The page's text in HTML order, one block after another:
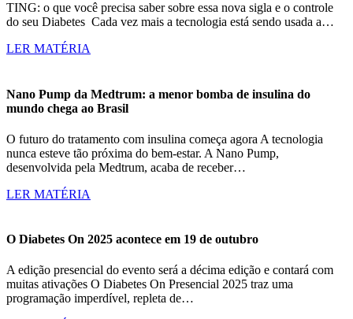
TING: o que você precisa saber sobre essa nova sigla e o controle
do seu Diabetes Cada vez mais a tecnologia está sendo usada a…
LER MATÉRIA
Nano Pump da Medtrum: a menor bomba de insulina do
mundo chega ao Brasil
O futuro do tratamento com insulina começa agora A tecnologia
nunca esteve tão próxima do bem-estar. A Nano Pump,
desenvolvida pela Medtrum, acaba de receber…
LER MATÉRIA
O Diabetes On 2025 acontece em 19 de outubro
A edição presencial do evento será a décima edição e contará com
muitas ativações O Diabetes On Presencial 2025 traz uma
programação imperdível, repleta de…